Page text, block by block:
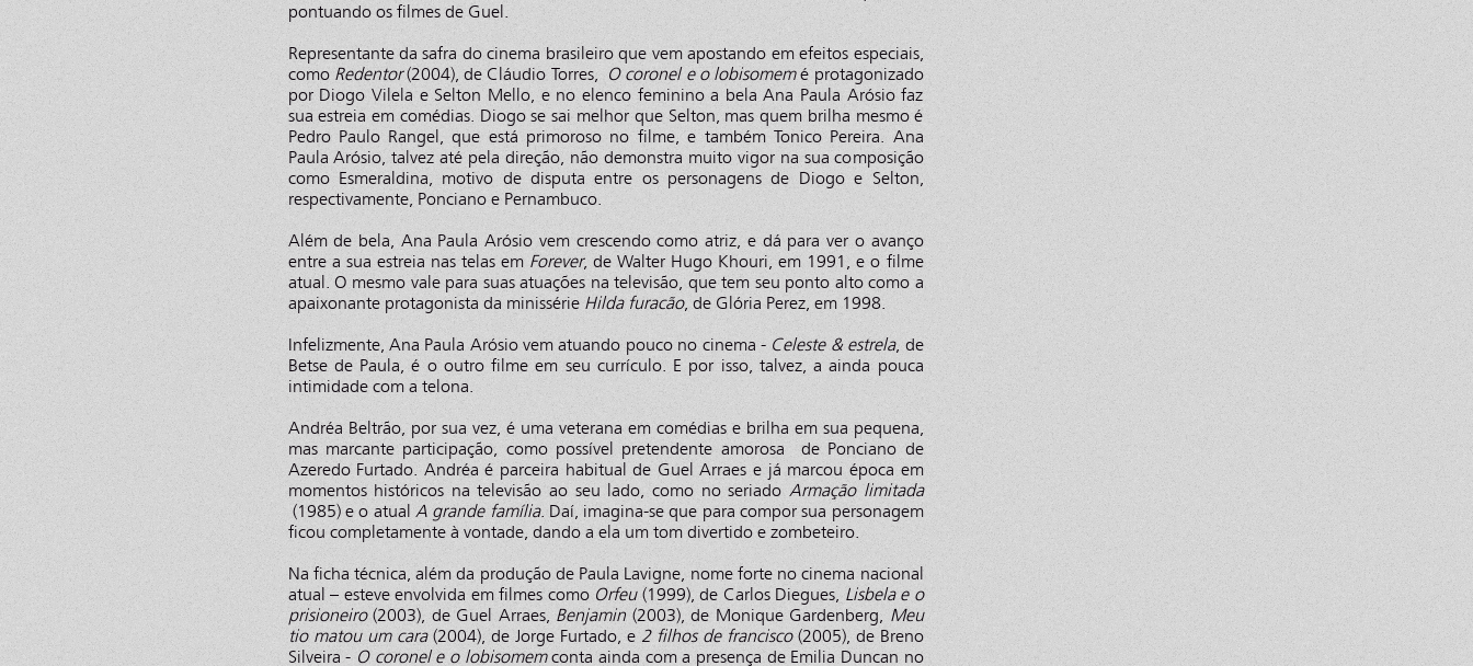
pontuando os filmes de Guel.
Representante da safra do cinema brasileiro que vem apostando em efeitos especiais,
como Redentor(2004), de Cláudio Torres, O coronel e o lobisomemé protagonizado
por Diogo Vilela e Selton Mello, e no elenco feminino a bela Ana Paula Arósio faz
sua estreia em comédias. Diogo se sai melhor que Selton, mas quem brilha mesmo é
Pedro Paulo Rangel, que está primoroso no filme, e também Tonico Pereira. Ana
Paula Arósio, talvez até pela direção, não demonstra muito vigor na sua composição
como Esmeraldina, motivo de disputa entre os personagens de Diogo e Selton,
respectivamente, Ponciano e Pernambuco.
Além de bela, Ana Paula Arósio vem crescendo como atriz, e dá para ver o avanço
entre a sua estreia nas telas em Forever, de Walter Hugo Khouri, em 1991, e o filme
atual. O mesmo vale para suas atuações na televisão, que tem seu ponto alto como a
apaixonante protagonista da minissérie Hilda furacão, de Glória Perez, em 1998.
Infelizmente, Ana Paula Arósio vem atuando pouco no cinema - Celeste & estrela, de
Betse de Paula, é o outro filme em seu currículo. E por isso, talvez, a ainda pouca
intimidade com a telona.
Andréa Beltrão, por sua vez, é uma veterana em comédias e brilha em sua pequena,
mas marcante participação, como possível pretendente amorosa de Ponciano de
Azeredo Furtado. Andréa é parceira habitual de Guel Arraes e já marcou época em
momentos históricos na televisão ao seu lado, como no seriado Armação limitada
(1985) e o atual A grande família. Daí, imagina-se que para compor sua personagem
ficou completamente à vontade, dando a ela um tom divertido e zombeteiro.
Na ficha técnica, além da produção de Paula Lavigne, nome forte no cinema nacional
atual – esteve envolvida em filmes como Orfeu(1999), de Carlos Diegues, Lisbela e o
prisioneiro(2003), de Guel Arraes, Benjamin (2003), de Monique Gardenberg, Meu
tio matou um cara(2004), de Jorge Furtado, e 2 filhos de francisco(2005), de Breno
Silveira - O coronel e o lobisomemconta ainda com a presença de Emilia Duncan no